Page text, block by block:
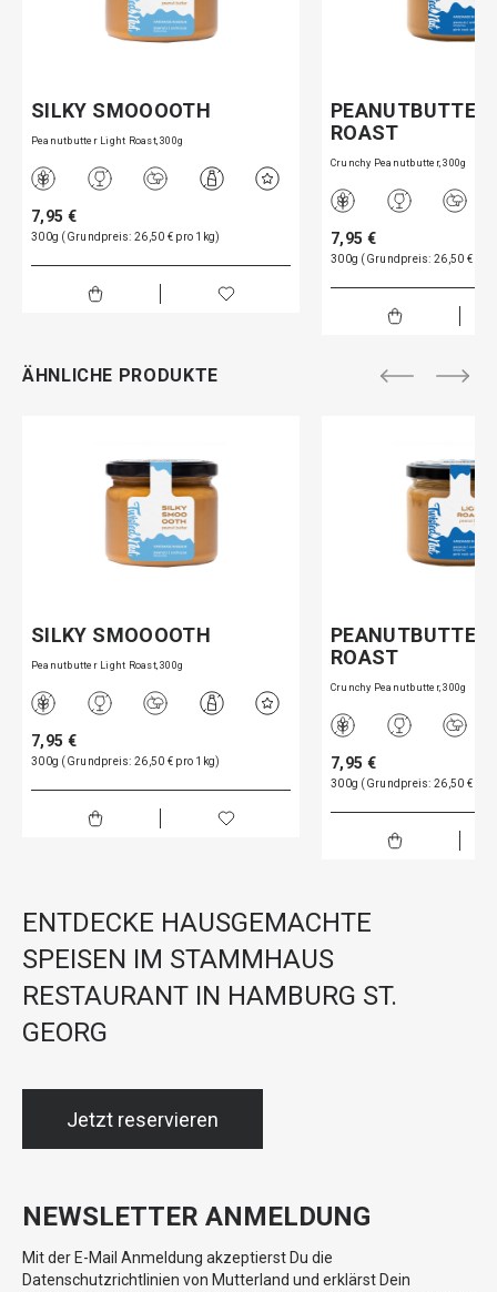
SILKY SMOOOOTH
Peanutbutter Light Roast, 300g
7,95 €
300g (Grundpreis: 26,50 € pro 1kg)
PEANUTBUTTER
ROAST
Crunchy Peanutbutter, 300g
7,95 €
300g (Grundpreis: 26,50 € pro
ÄHNLICHE PRODUKTE
SILKY SMOOOOTH
Peanutbutter Light Roast, 300g
7,95 €
300g (Grundpreis: 26,50 € pro 1kg)
PEANUTBUTTER
ROAST
Crunchy Peanutbutter, 300g
7,95 €
300g (Grundpreis: 26,50 € pro
ENTDECKE HAUSGEMACHTE
SPEISEN IM STAMMHAUS
RESTAURANT IN HAMBURG ST.
GEORG
Jetzt reservieren
NEWSLETTER ANMELDUNG
Mit der E-Mail Anmeldung akzeptierst Du die
Datenschutzrichtlinien von Mutterland und erklärst Dein